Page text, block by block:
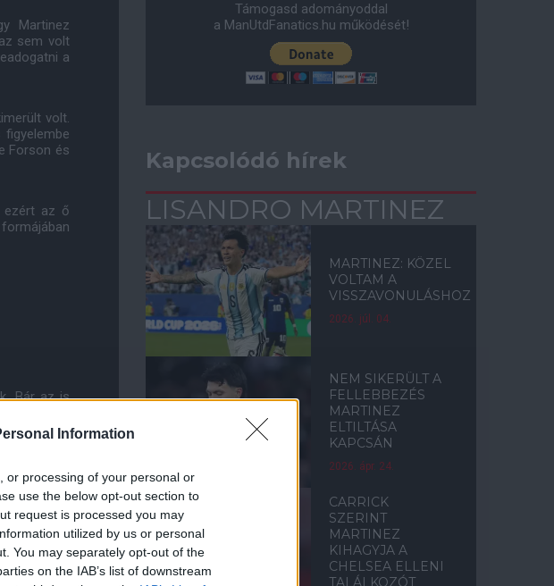
Information
or processing of your personal or
use the below opt-out section to
request is processed you may
utilized by us or personal
You may separately opt-out of the
on the IAB’s list of downstream
Martinez
sem volt
a
volt.
Forson és
ezért az ő
Bár az is
erőnléte
minél több
most a
Támogasd adományoddal
a ManUtdFanatics.hu működését!
Kapcsolódó hírek
LISANDRO MARTINEZ
MARTINEZ: KÖZEL
VOLTAM A
VISSZAVONULÁSHOZ
2026. júl. 04.
NEM SIKERÜLT A
FELLEBBEZÉS
MARTINEZ
ELTILTÁSA
KAPCSÁN
2026. ápr. 24.
CARRICK
SZERINT
MARTINEZ
KIHAGYJA A
CHELSEA ELLENI
TALÁLKOZÓT